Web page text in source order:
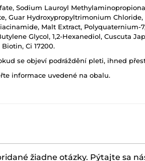
Sodium Lauroyl
Guar Hydroxypropyltrimonium
Malt Extract,
Glycol, 1,2-Hexanediol, Cuscuta
Ci 17200.
se objeví podráždění pleti, ihned
informace uvedené na obalu.
žiadne otázky. Pýtajte sa